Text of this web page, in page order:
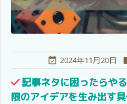
 2024年11月20日
記事ネタに困ったらや
限のアイデアを生み出す